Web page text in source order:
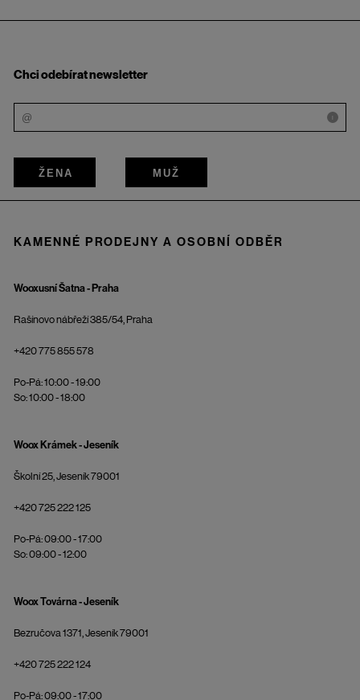
Chci odebírat newsletter
i
ŽENA MUŽ
KAMENNÉ PRODEJNY A OSOBNÍ ODBĚR
Wooxusní Šatna - Praha
Rašínovo nábřeží 385/54, Praha
+420 775 855 578
Po-Pá: 10:00 - 19:00
So: 10:00 - 18:00
Woox Krámek - Jeseník
Školní 25, Jeseník 79001
+420 725 222 125
Po-Pá: 09:00 - 17:00
So: 09:00 - 12:00
Woox Továrna - Jeseník
Bezručova 1371, Jeseník 79001
+420 725 222 124
Po-Pá: 09:00 - 17:00